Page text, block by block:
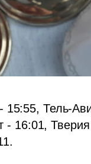
15:55, Тель-
16:01,